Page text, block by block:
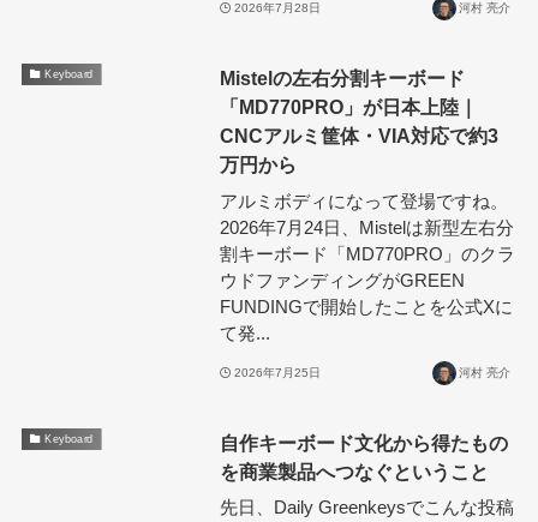
2026年7月28日 河村 亮介
Keyboard
Mistelの左右分割キーボード
「MD770PRO」が日本上陸｜
CNCアルミ筐体・VIA対応で約3
万円から
アルミボディになって登場ですね。
2026年7月24日、Mistelは新型左右分
割キーボード「MD770PRO」のクラ
ウドファンディングがGREEN
FUNDINGで開始したことを公式Xに
て発...
2026年7月25日 河村 亮介
Keyboard
自作キーボード文化から得たもの
を商業製品へつなぐということ
先日、Daily Greenkeysでこんな投稿